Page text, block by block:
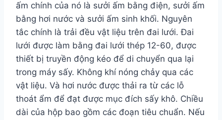
ấm chính của nó là sưởi ấm bằng điện, sưởi ấm
bằng hơi nước và sưởi ấm sinh khối. Nguyên
tắc chính là trải đều vật liệu trên đai lưới. Đai
lưới được làm bằng đai lưới thép 12-60, được
thiết bị truyền động kéo để di chuyển qua lại
trong máy sấy. Không khí nóng chảy qua các
vật liệu. Và hơi nước được thải ra từ các lỗ
thoát ẩm để đạt được mục đích sấy khô. Chiều
dài của hộp bao gồm các đoạn tiêu chuẩn. Nếu